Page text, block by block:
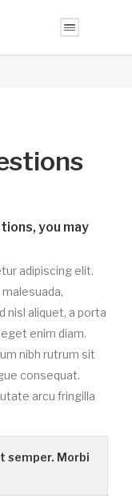
you may
adipiscing elit.
nisl aliquet, a porta
enim diam.
nibh rutrum sit
consequat.
arcu fringilla
semper. Morbi